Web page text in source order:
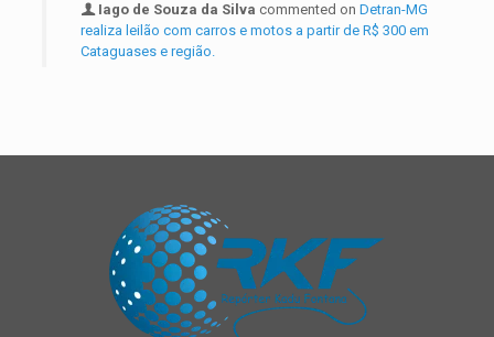
Iago de Souza da Silva commented on Detran-MG
realiza leilão com carros e motos a partir de R$ 300 em
Cataguases e região.